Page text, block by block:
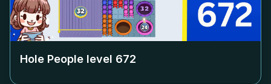
Hole People level 672